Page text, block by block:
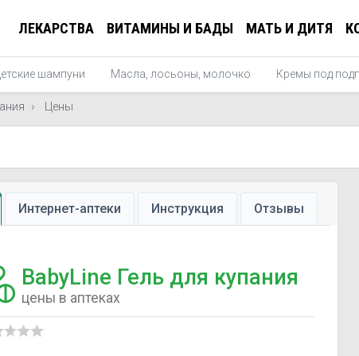
ЛЕКАРСТВА ВИТАМИНЫ И БАДЫ МАТЬ И ДИТЯ
шампуни Масла, лосьоны, молочко Кремы под
Цены
Интернет-аптеки Инструкция Отзывы
BabyLine Гель для купания
цены в аптеках